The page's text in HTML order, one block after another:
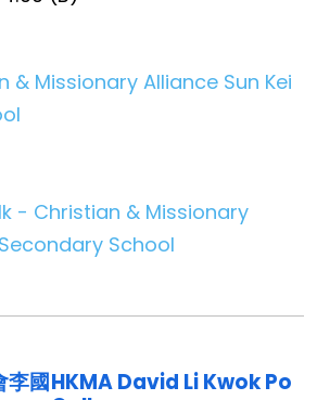
& Missionary Alliance Sun Kei
- Christian & Missionary
School
李國HKMA David Li Kwok Po